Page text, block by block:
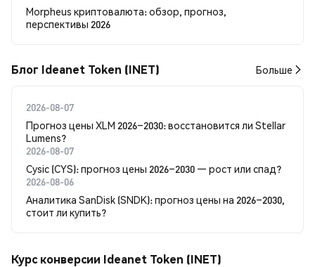
Morpheus криптовалюта: обзор, прогноз,
перспективы 2026
Блог Ideanet Token (INET) Больше
2026-08-07
Прогноз цены XLM 2026–2030: восстановится ли Stellar
Lumens?
2026-08-07
Cysic (CYS): прогноз цены 2026–2030 — рост или спад?
2026-08-06
Аналитика SanDisk (SNDK): прогноз цены на 2026–2030,
стоит ли купить?
Курс конверсии Ideanet Token (INET)